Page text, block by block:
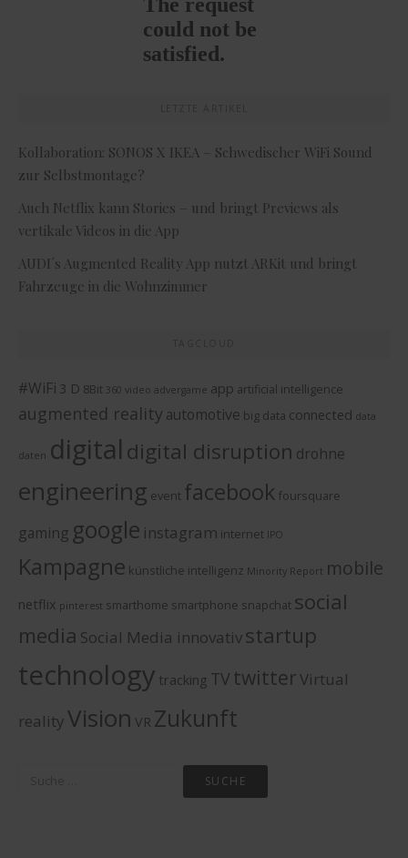
Kollaboration: SONOS X IKEA – Schwedischer WiFi Sound
zur Selbstmontage?
Auch Netflix kann Stories – und bringt Previews als
vertikale Videos in die App
AUDI´s Augmented Reality App nutzt ARKit und bringt
Fahrzeuge in die Wohnzimmer
#WiFi 3 D 8Bit 360 video advergame app artificial intelligence
augmented reality automotive big data connected data
daten digital digital disruption drohne
engineering event facebook foursquare
gaming google instagram internet IPO
Kampagne künstliche intelligenz Minority Report mobile
netflix pinterest smarthome smartphone snapchat social
media Social Media innovativstartup
technology tracking TV twitterVirtual
realityVision VR Zukunft